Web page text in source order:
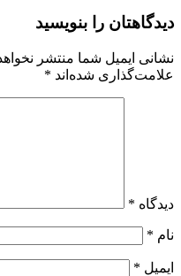
دیدگاهتان را بنویسید
نشانی ایمیل شما منتشر
علامت‌گذاری شده‌اند *
دیدگاه *
نام *
ایمیل *